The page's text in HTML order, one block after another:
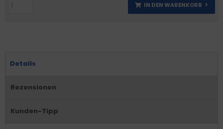
IN DEN WARENKORB
Details
Rezensionen
Kunden-Tipp